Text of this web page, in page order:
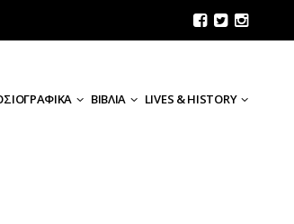
ΒΙΒΛΙΑ LIVES & HISTORY